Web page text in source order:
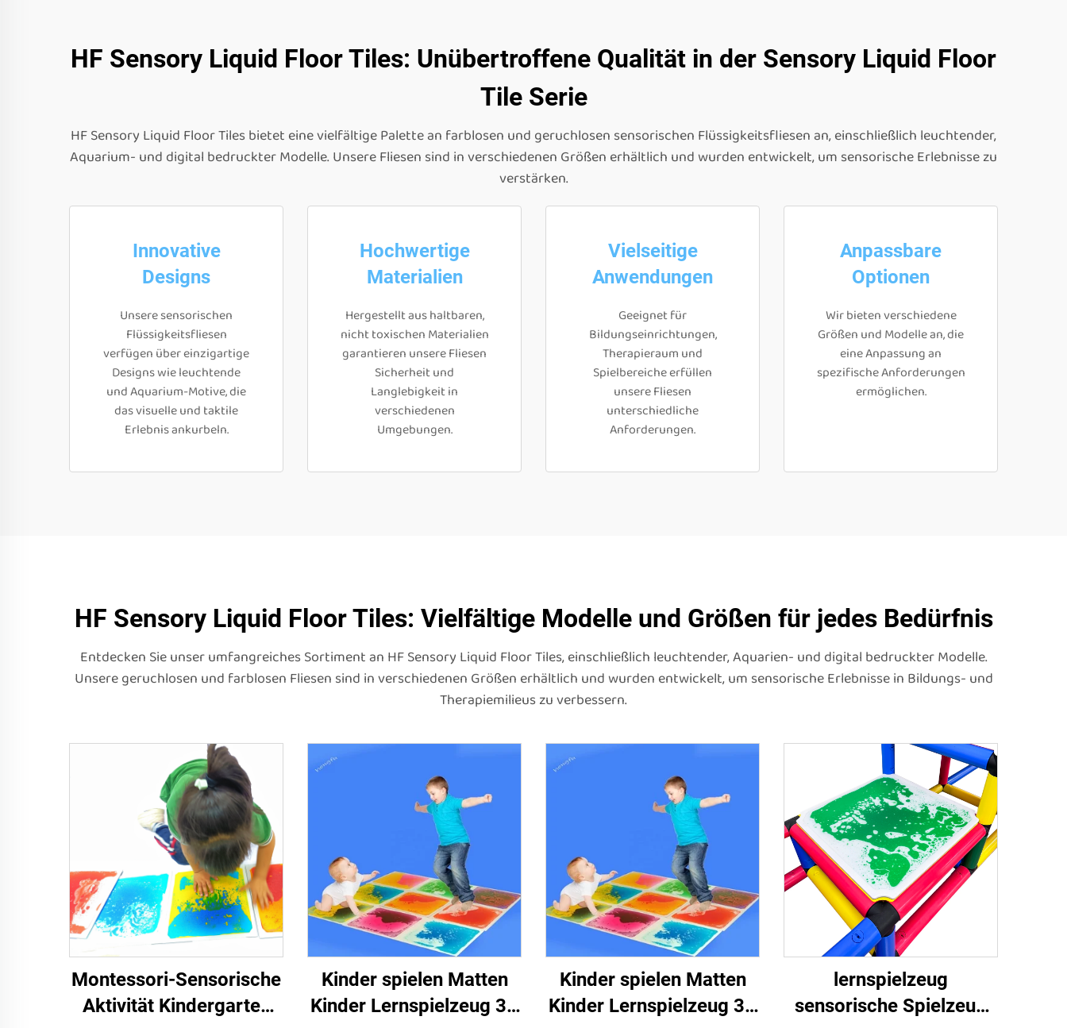
HF Sensory Liquid Floor Tiles: Unübertroffene Qualität in der Sensory Liquid Floor
Tile Serie
HF Sensory Liquid Floor Tiles bietet eine vielfältige Palette an farblosen und geruchlosen sensorischen Flüssigkeitsfliesen an, einschließlich leuchtender,
Aquarium- und digital bedruckter Modelle. Unsere Fliesen sind in verschiedenen Größen erhältlich und wurden entwickelt, um sensorische Erlebnisse zu
verstärken.
Innovative
Designs
Unsere sensorischen
Flüssigkeitsfliesen
verfügen über einzigartige
Designs wie leuchtende
und Aquarium-Motive, die
das visuelle und taktile
Erlebnis ankurbeln.
Hochwertige
Materialien
Hergestellt aus haltbaren,
nicht toxischen Materialien
garantieren unsere Fliesen
Sicherheit und
Langlebigkeit in
verschiedenen
Umgebungen.
Vielseitige
Anwendungen
Geeignet für
Bildungseinrichtungen,
Therapieraum und
Spielbereiche erfüllen
unsere Fliesen
unterschiedliche
Anforderungen.
Anpassbare
Optionen
Wir bieten verschiedene
Größen und Modelle an, die
eine Anpassung an
spezifische Anforderungen
ermöglichen.
HF Sensory Liquid Floor Tiles: Vielfältige Modelle und Größen für jedes Bedürfnis
Entdecken Sie unser umfangreiches Sortiment an HF Sensory Liquid Floor Tiles, einschließlich leuchtender, Aquarien- und digital bedruckter Modelle.
Unsere geruchlosen und farblosen Fliesen sind in verschiedenen Größen erhältlich und wurden entwickelt, um sensorische Erlebnisse in Bildungs- und
Therapiemilieus zu verbessern.
Montessori-Sensorische
Aktivität Kindergarten
Kinder spielen Matten
Kinder Lernspielzeug 3D
Kinder spielen Matten
Kinder Lernspielzeug 3D
lernspielzeug
sensorische Spielzeug